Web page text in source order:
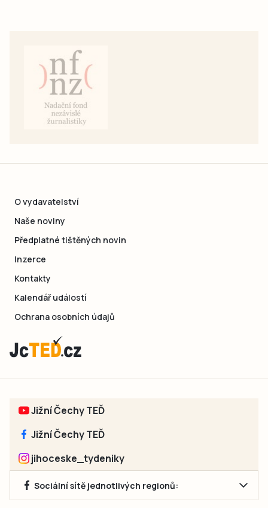
O vydavatelství
Naše noviny
Předplatné tištěných novin
Inzerce
Kontakty
Kalendář událostí
Ochrana osobních údajů
Jižní Čechy TEĎ
Jižní Čechy TEĎ
jihoceske_tydeniky
Sociální sítě jednotlivých regionů: